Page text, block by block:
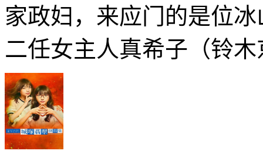
家政妇，来应门的是位
二任女主人真希子（铃